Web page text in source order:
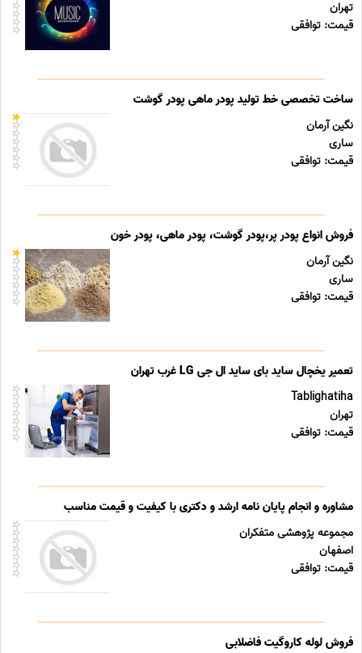
تهران
قیمت: توافقی
ساخت تخصصی خط تولید پودر ماهی پودر گوشت
نگین آرمان
ساری
قیمت: توافقی
فروش انواع پودر پر،پودر گوشت، پودر ماهی، پودر خون
نگین آرمان
ساری
قیمت: توافقی
تعمیر یخچال ساید بای ساید ال جی LG غرب تهران
Tablighatiha
تهران
قیمت: توافقی
مشاوره و انجام پایان نامه ارشد و دکتری با کیفیت و قیمت مناسب
مجموعه پژوهشی متفکران
اصفهان
قیمت: توافقی
فروش لوله کاروگیت فاضلابی